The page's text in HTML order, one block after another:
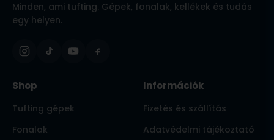
Minden, ami tufting. Gépek, fonalak, kellékek és tudás
egy helyen.
Shop
Tufting gépek
Fonalak
Információk
Fizetés és szállítás
Adatvédelmi tájékoztató